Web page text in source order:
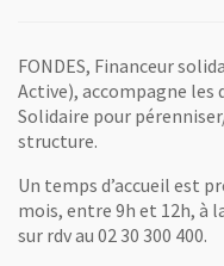
FONDES, Financeur
Active), accompagne les
Solidaire pour
structure.
Un temps d’accueil est
mois, entre 9h et 12h, à
sur rdv au 02 30 300 400.